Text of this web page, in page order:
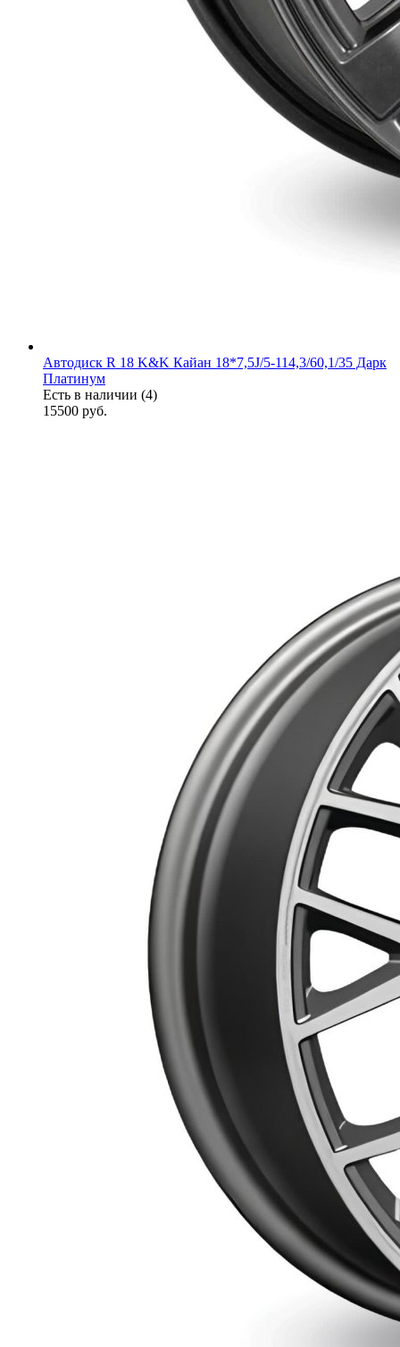
Автодиск R 18 K&K Кайан 18*7,5J/5-114,3/60,1/35 Дарк
Платинум
Есть в наличии (4)
15500 руб.